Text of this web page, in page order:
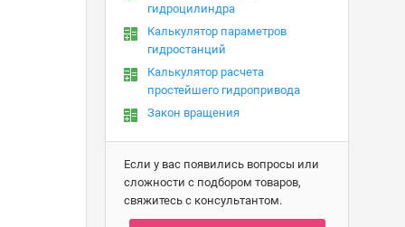
гидроцилиндра
Калькулятор параметров
гидростанций
Калькулятор расчета
простейшего гидропривода
Закон вращения
Если у вас появились вопросы или
сложности с подбором товаров,
свяжитесь с консультантом.